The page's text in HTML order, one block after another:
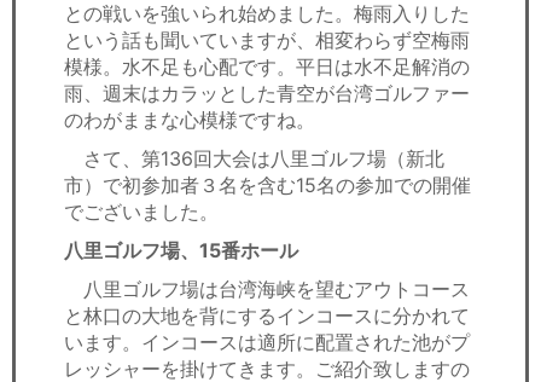
ＩＴ
飲食店情報
との戦いを強いられ始めました。梅雨入りした
という話も聞いていますが、相変わらず空梅雨
模様。水不足も心配です。平日は水不足解消の
雨、週末はカラッとした青空が台湾ゴルファー
のわがままな心模様ですね。
さて、第136回大会は八里ゴルフ場（新北
市）で初参加者３名を含む15名の参加での開催
でございました。
八里ゴルフ場、15番ホール
八里ゴルフ場は台湾海峡を望むアウトコース
と林口の大地を背にするインコースに分かれて
います。インコースは適所に配置された池がプ
レッシャーを掛けてきます。ご紹介致しますの